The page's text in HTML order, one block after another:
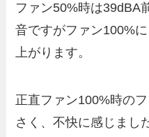
ファン50%時は39dBA
音ですがファン100%
上がります。
正直ファン100%時の
さく、不快に感じまし